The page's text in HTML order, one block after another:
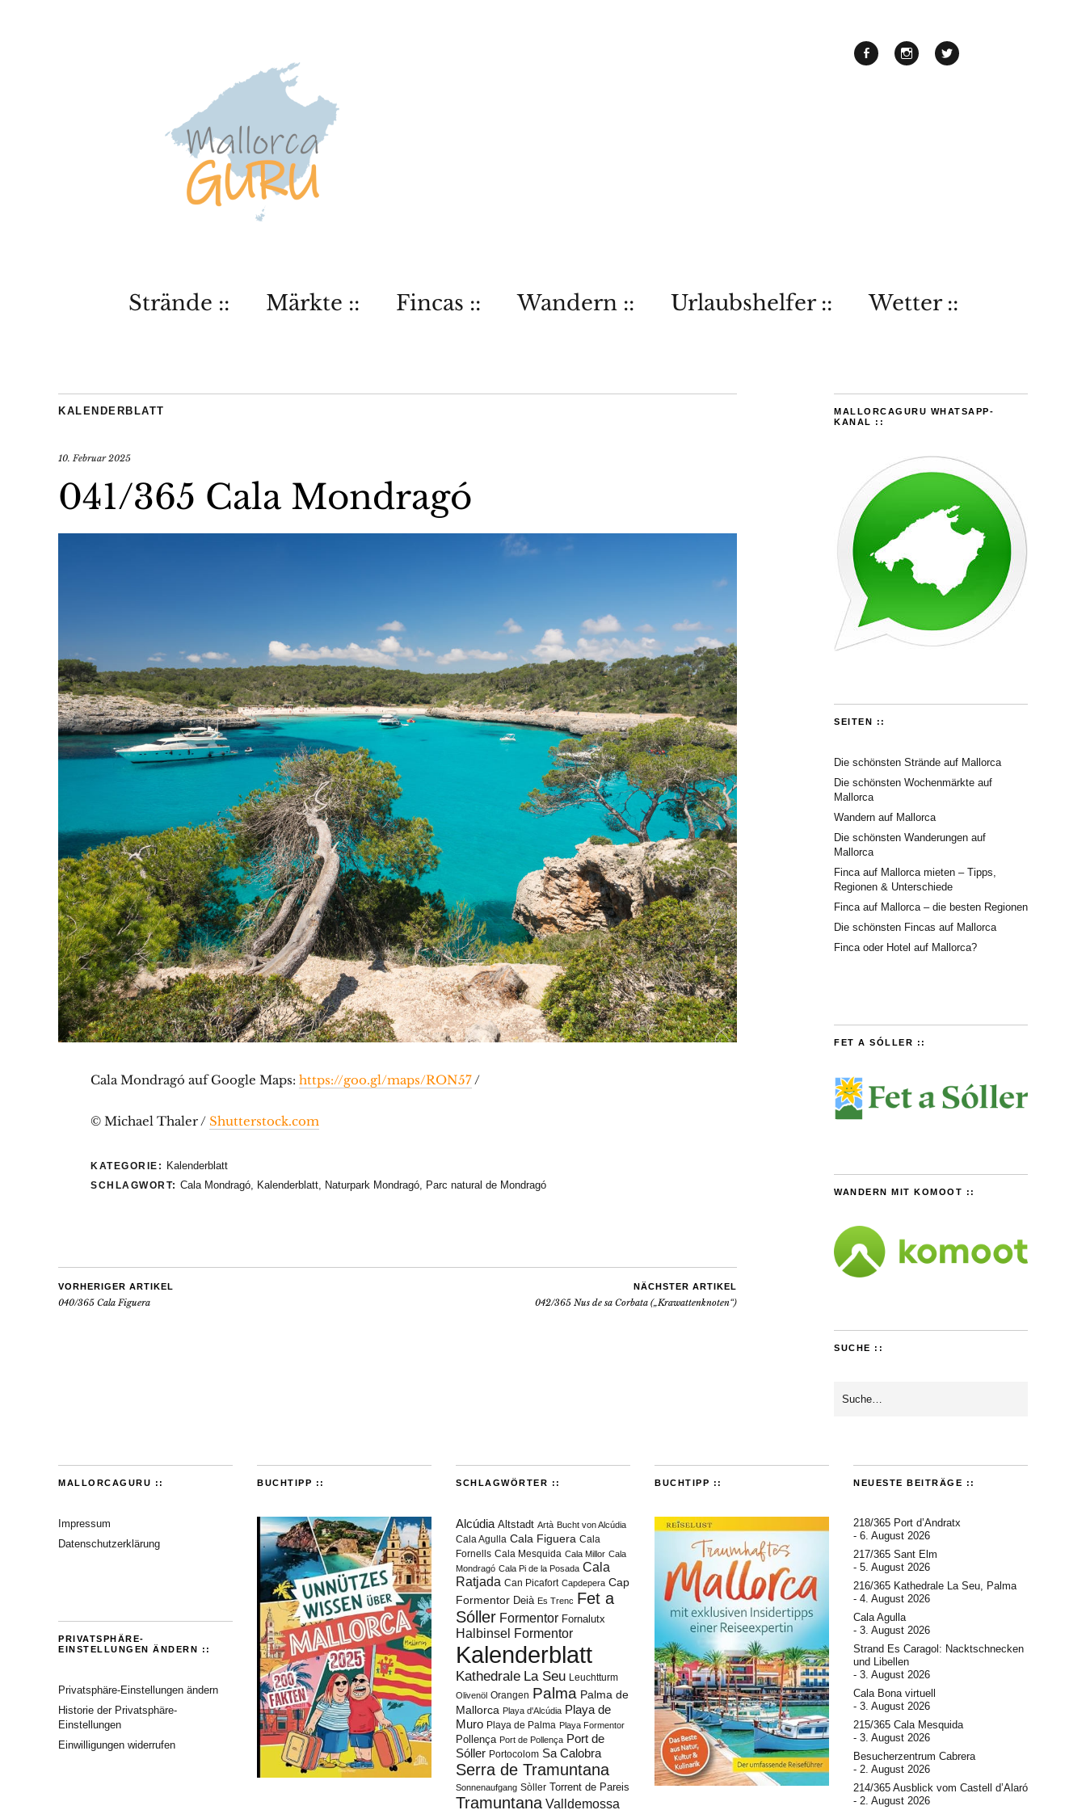
Strände :: Märkte :: Fincas :: Wandern :: Urlaubshelfer :: Wetter ::
KALENDERBLATT
10. Februar 2025
041/365 Cala Mondragó
Cala Mondragó auf Google Maps: https://goo.gl/maps/RON57/
© Michael Thaler / Shutterstock.com
KATEGORIE: Kalenderblatt
SCHLAGWORT: Cala Mondragó, Kalenderblatt, Naturpark Mondragó, Parc natural de Mondragó
VORHERIGER ARTIKEL
040/365 Cala Figuera
NÄCHSTER ARTIKEL
042/365 Nus de sa Corbata („Krawattenknoten“)
MALLORCAGURU WHATSAPP-
KANAL ::
SEITEN ::
Die schönsten Strände auf Mallorca
Die schönsten Wochenmärkte auf
Mallorca
Wandern auf Mallorca
Die schönsten Wanderungen auf
Mallorca
Finca auf Mallorca mieten – Tipps,
Regionen & Unterschiede
Finca auf Mallorca – die besten Regionen
Die schönsten Fincas auf Mallorca
Finca oder Hotel auf Mallorca?
FET A SÓLLER ::
WANDERN MIT KOMOOT ::
SUCHE ::
MALLORCAGURU ::
Impressum
Datenschutzerklärung
PRIVATSPHÄRE-
EINSTELLUNGEN ÄNDERN ::
Privatsphäre-Einstellungen ändern
Historie der Privatsphäre-
Einstellungen
Einwilligungen widerrufen
BUCHTIPP :: SCHLAGWÖRTER ::
Alcúdia Altstadt Artà Bucht von Alcúdia
Cala Agulla Cala Figuera Cala
Fornells Cala Mesquida Cala Millor Cala
Mondragó Cala Pi de la Posada Cala
Ratjada Can Picafort Capdepera Cap
Formentor Deià Es Trenc Fet a
Sóller Formentor Fornalutx
Halbinsel Formentor
Kalenderblatt
Kathedrale La Seu Leuchtturm
Olivenöl Orangen Palma Palma de
Mallorca Playa d'Alcúdia Playa de
Muro Playa de Palma Playa Formentor
Pollença Port de Pollença Port de
Sóller Portocolom Sa Calobra
Serra de Tramuntana
Sonnenaufgang Sòller Torrent de Pareis
Tramuntana Valldemossa
BUCHTIPP :: NEUESTE BEITRÄGE ::
218/365 Port d’Andratx
6. August 2026
217/365 Sant Elm
5. August 2026
216/365 Kathedrale La Seu, Palma
4. August 2026
Cala Agulla
3. August 2026
Strand Es Caragol: Nacktschnecken
und Libellen
3. August 2026
Cala Bona virtuell
3. August 2026
215/365 Cala Mesquida
3. August 2026
Besucherzentrum Cabrera
2. August 2026
214/365 Ausblick vom Castell d’Alaró
2. August 2026